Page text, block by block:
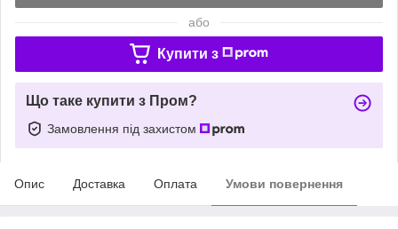
або
Купити з
Що таке купити з Пром?
Замовлення під захистом
Опис Доставка Оплата Умови повернення